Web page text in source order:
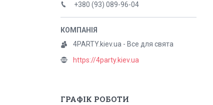
+380 (93) 089-96-04
4PARTY.kiev.ua - Все для свята
https://4party.kiev.ua
ГРАФІК РОБОТИ